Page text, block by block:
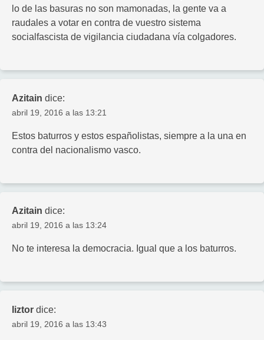
lo de las basuras no son mamonadas, la gente va a
raudales a votar en contra de vuestro sistema
socialfascista de vigilancia ciudadana vía colgadores.
Azitain dice:
abril 19, 2016 a las 13:21
Estos baturros y estos españolistas, siempre a la una en
contra del nacionalismo vasco.
Azitain dice:
abril 19, 2016 a las 13:24
No te interesa la democracia. Igual que a los baturros.
liztor dice:
abril 19, 2016 a las 13:43